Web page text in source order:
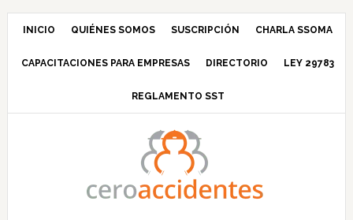
Saltar
navegación
Saltar
principal
Saltar
barra
principal
Saltar
INICIO QUIÉNES SOMOS SUSCRIPCIÓN CHARLA SSOMA
CAPACITACIONES PARA EMPRESAS DIRECTORIO LEY 29783
REGLAMENTO SST